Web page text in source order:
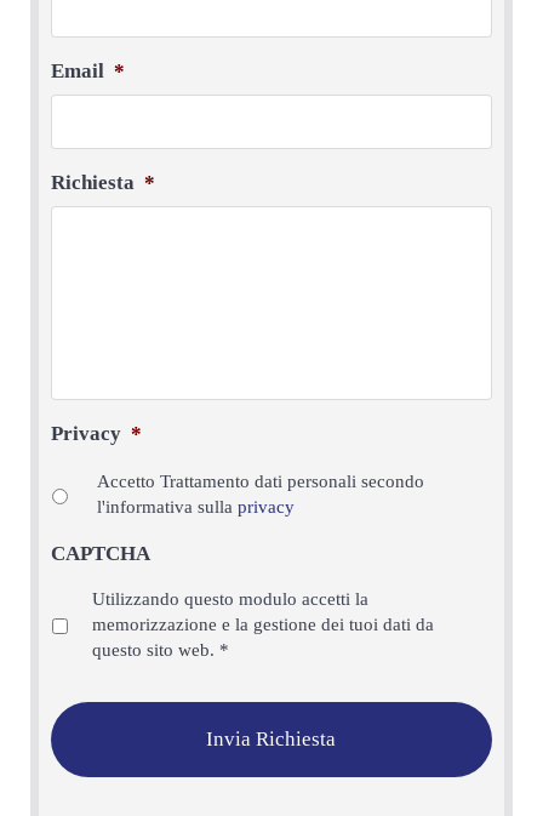
Email *
Richiesta *
Privacy *
Accetto Trattamento dati personali secondo
l'informativa sulla privacy
CAPTCHA
Privacy *
Utilizzando questo modulo accetti la
memorizzazione e la gestione dei tuoi dati da
questo sito web. *